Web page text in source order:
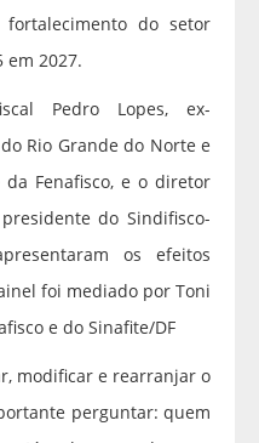
do setor
em 2027.
Pedro Lopes, ex-
Rio Grande do Norte e
Fenafisco, e o diretor
do Sindifisco-
os efeitos
foi mediado por Toni
e do Sinafite/DF
modificar e rearranjar o
perguntar: quem